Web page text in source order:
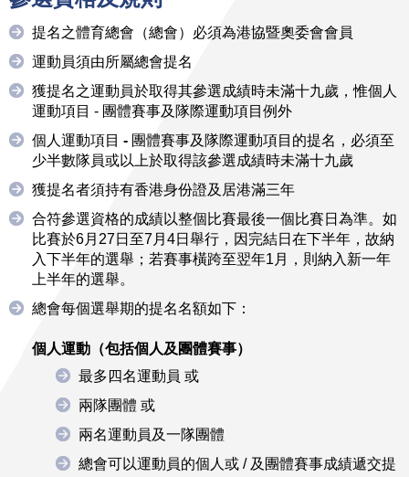
提名之體育總會（總會）必須為港協暨奧委會會員
運動員須由所屬總會提名
獲提名之運動員於取得其參選成績時未滿十九歲，惟個人
運動項目 - 團體賽事及隊際運動項目例外
個人運動項目 - 團體賽事及隊際運動項目的提名，必須至
少半數隊員或以上於取得該參選成績時未滿十九歲
獲提名者須持有香港身份證及居港滿三年
合符參選資格的成績以整個比賽最後一個比賽日為準。如
比賽於6月27日至7月4日舉行，因完結日在下半年，故納
入下半年的選舉；若賽事橫跨至翌年1月，則納入新一年
上半年的選舉。
總會每個選舉期的提名名額如下：
個人運動（包括個人及團體賽事）
最多四名運動員 或
兩隊團體 或
兩名運動員及一隊團體
總會可以運動員的個人或 / 及團體賽事成績遞交提